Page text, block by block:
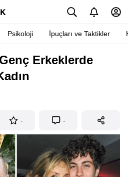
Psikoloji İpuçları ve Taktikler
Erkeklerde
- -